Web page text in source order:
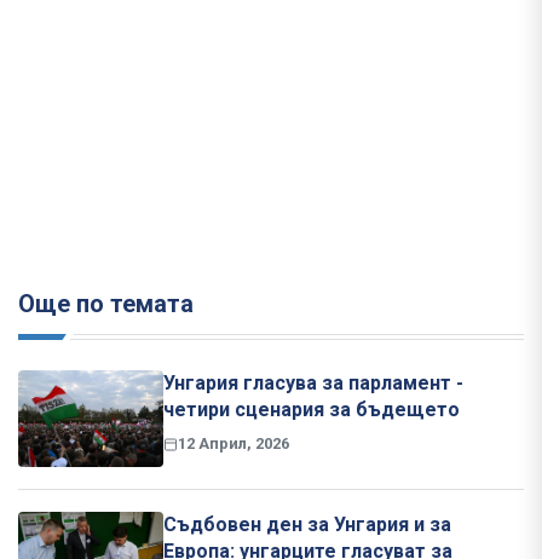
Още по темата
Унгария гласува за парламент -
четири сценария за бъдещето
12 Април, 2026
Съдбовен ден за Унгария и за
Европа: унгарците гласуват за